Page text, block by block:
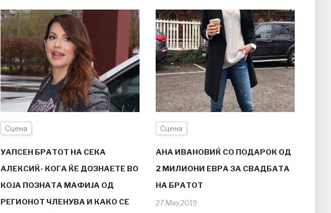
Сцена
УАПСЕН БРАТОТ НА СЕКА
АЛЕКСИЌ- КОГА ЌЕ ДОЗНАЕТЕ ВО
КОЈА ПОЗНАТА МАФИЈА ОД
РЕГИОНОТ ЧЛЕНУВА И КАКО СЕ
Сцена
АНА ИВАНОВИЌ СО ПОДАРОК ОД
2 МИЛИОНИ ЕВРА ЗА СВАДБАТА
НА БРАТОТ
27.May.2019